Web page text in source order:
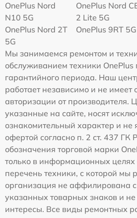
OnePlus Nord
N10 5G
OnePlus Nord
2 Lite 5G
OnePlus Nord 2T
5G
OnePlus 9RT 5G
Мы занимаемся ремонтом и
обслуживанием техники OnePlus
гарантийного периода. Наш
работает независимо и не
авторизации от производителя.
указанные на сайте, носят
ознакомительный характер и не
офертой согласно п. 2 ст. 437 ГК
обозначения торговой марки
только в информационных
перечень техники, с которой мы
организация не аффилирована
указанных товарных знаков и не
интересы. Все виды ремонтных